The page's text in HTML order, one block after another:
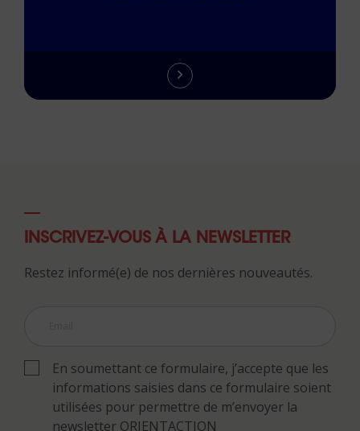
INSCRIVEZ-VOUS À LA NEWSLETTER
Restez informé(e) de nos dernières nouveautés.
En soumettant ce formulaire, j’accepte que les
informations saisies dans ce formulaire soient
utilisées pour permettre de m’envoyer la
newsletter ORIENTACTION